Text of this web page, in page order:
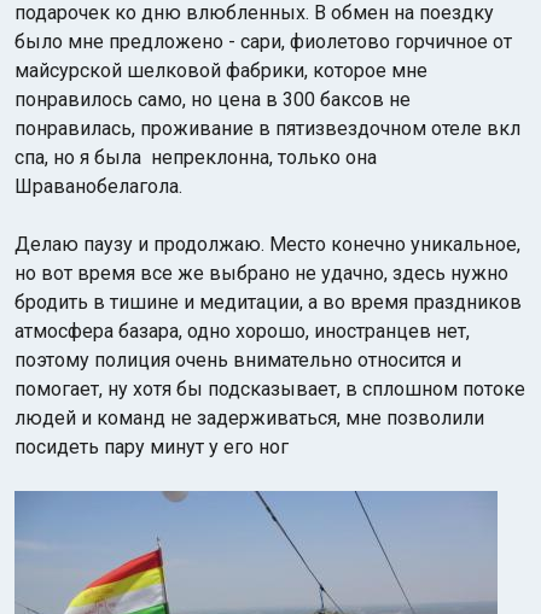
подарочек ко дню влюбленных. В обмен на поездку
было мне предложено - сари, фиолетово горчичное от
майсурской шелковой фабрики, которое мне
понравилось само, но цена в 300 баксов не
понравилась, проживание в пятизвездочном отеле вкл
спа, но я была непреклонна, только она
Шраванобелагола.
Делаю паузу и продолжаю. Место конечно уникальное,
но вот время все же выбрано не удачно, здесь нужно
бродить в тишине и медитации, а во время праздников
атмосфера базара, одно хорошо, иностранцев нет,
поэтому полиция очень внимательно относится и
помогает, ну хотя бы подсказывает, в сплошном потоке
людей и команд не задерживаться, мне позволили
посидеть пару минут у его ног